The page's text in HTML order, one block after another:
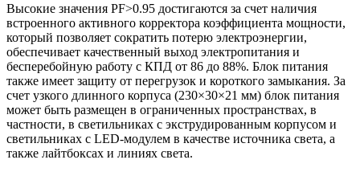
Высокие значения PF>0.95 достигаются за счет наличия
встроенного активного корректора коэффициента мощности,
который позволяет сократить потерю электроэнергии,
обеспечивает качественный выход электропитания и
бесперебойную работу с КПД от 86 до 88%. Блок питания
также имеет защиту от перегрузок и короткого замыкания. За
счет узкого длинного корпуса (230×30×21 мм) блок питания
может быть размещен в ограниченных пространствах, в
частности, в светильниках с экструдированным корпусом и
светильниках с LED-модулем в качестве источника света, а
также лайтбоксах и линиях света.